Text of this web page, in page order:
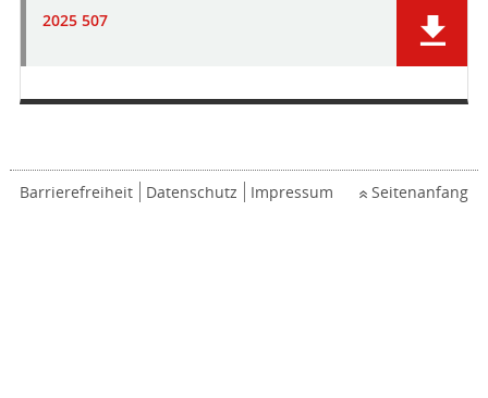
2025 507
Barrierefreiheit Datenschutz Impressum Seitenanfang